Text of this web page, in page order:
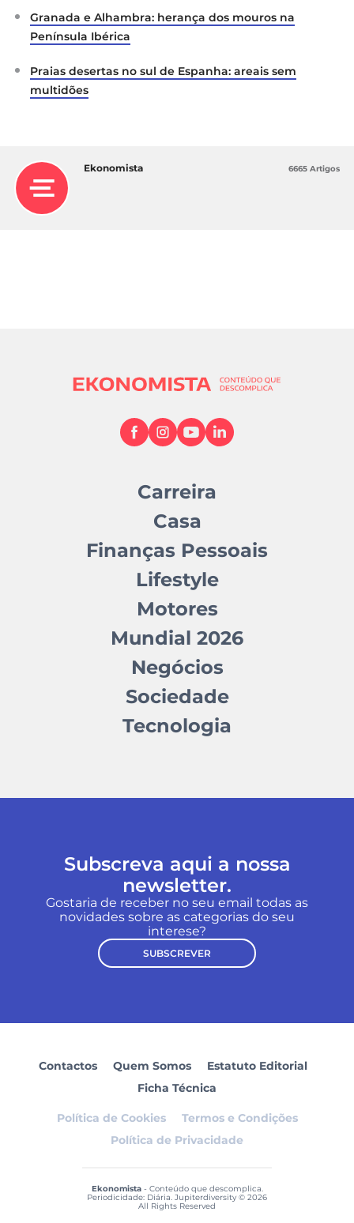
Granada e Alhambra: herança dos mouros na
Península Ibérica
Praias desertas no sul de Espanha: areais sem
multidões
Ekonomista 6665 Artigos
Carreira
Casa
Finanças Pessoais
Lifestyle
Motores
Mundial 2026
Negócios
Sociedade
Tecnologia
Subscreva aqui a nossa
newsletter.
Gostaria de receber no seu email todas as
novidades sobre as categorias do seu
interese?
SUBSCREVER
Contactos Quem Somos
Estatuto Editorial
Ficha Técnica
Política de Cookies
Termos e Condições
Política de Privacidade
Ekonomista- Conteúdo que descomplica.
Periodicidade: Diária. Jupiterdiversity © 2026
All Rights Reserved